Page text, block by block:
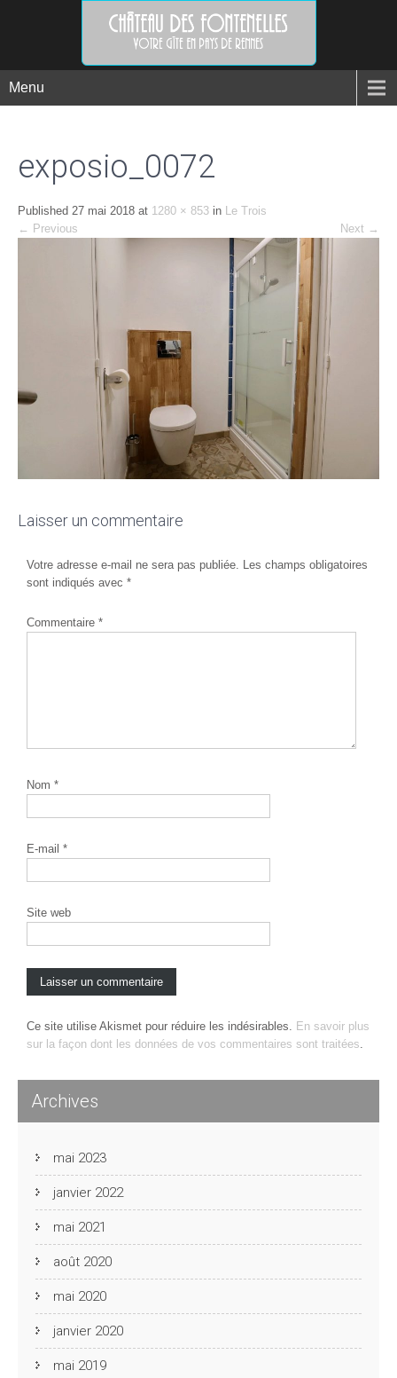
Menu
exposio_0072
Published 27 mai 2018 at 1280 × 853 in Le Trois
← Previous Next →
Laisser un commentaire
Votre adresse e-mail ne sera pas publiée.
Les champs obligatoires
sont indiqués avec *
Commentaire *
Nom *
E-mail *
Site web
Ce site utilise Akismet pour réduire les indésirables.
En savoir plus
sur la façon dont les données de vos commentaires sont traitées
Archives
mai 2023
janvier 2022
mai 2021
août 2020
mai 2020
janvier 2020
mai 2019